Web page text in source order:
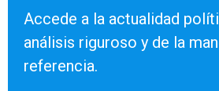
Accede a la actualidad
análisis riguroso y de la
referencia.